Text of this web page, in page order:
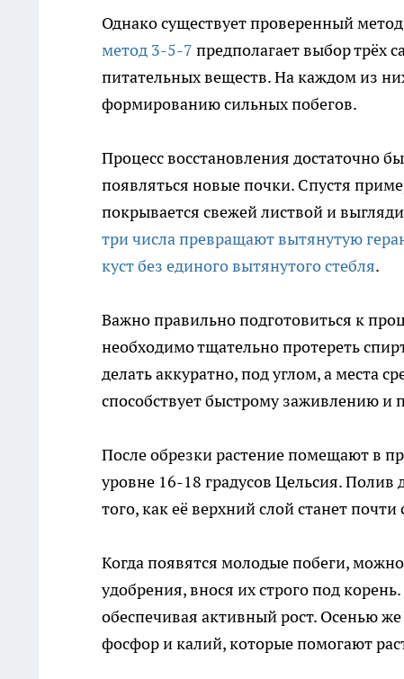
Однако существует проверенный
метод 3-5-7 предполагает выбор трёх
питательных веществ. На каждом из
формированию сильных побегов.
Процесс восстановления достаточно
появляться новые почки. Спустя
покрывается свежей листвой и
три числа превращают вытянутую
куст без единого вытянутого стебля.
Важно правильно подготовиться к
необходимо тщательно протереть
делать аккуратно, под углом, а места
способствует быстрому заживлению и
После обрезки растение помещают в
уровне 16-18 градусов Цельсия.
того, как её верхний слой станет
Когда появятся молодые побеги,
удобрения, внося их строго под
обеспечивая активный рост. Осенью
фосфор и калий, которые помогают